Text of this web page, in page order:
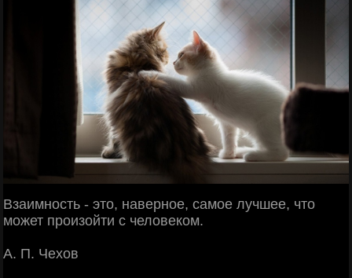
Взаимность - это, наверное, самое лучшее, что
может произойти с человеком.
А. П. Чехов